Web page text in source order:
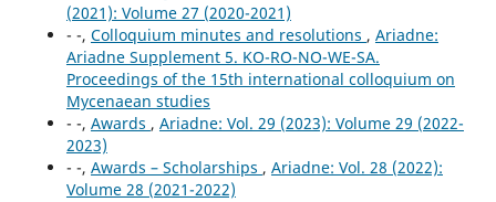
(2021): Volume 27 (2020-2021)
- -, Colloquium minutes and resolutions , Ariadne:
Ariadne Supplement 5. KO-RO-NO-WE-SA.
Proceedings of the 15th international colloquium on
Mycenaean studies
- -, Awards , Ariadne: Vol. 29 (2023): Volume 29 (2022-
2023)
- -, Awards – Scholarships , Ariadne: Vol. 28 (2022):
Volume 28 (2021-2022)